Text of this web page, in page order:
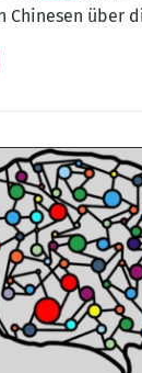
Chi­ne­sen über